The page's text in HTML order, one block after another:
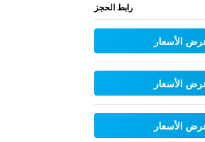
رابط الحجز
الأسعار
الأسعار
الأسعار